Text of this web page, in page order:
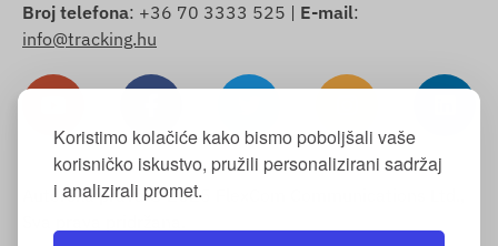
Koristimo kolačiće kako bismo poboljšali vaše
korisničko iskustvo, pružili personalizirani sadržaj
i analizirali promet.
Broj telefona: +36 70 3333 525 | E-mail:
info@tracking.hu
Autorska prava © 2025 FlexCom Communications Ltd.,